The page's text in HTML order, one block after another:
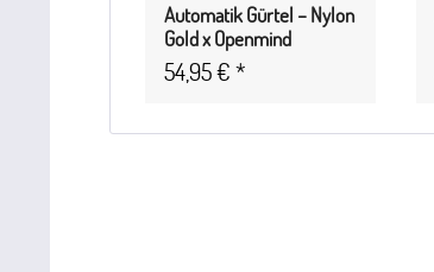
Automatik Gürtel – Nylon
Gold x Openmind
54,95 € *